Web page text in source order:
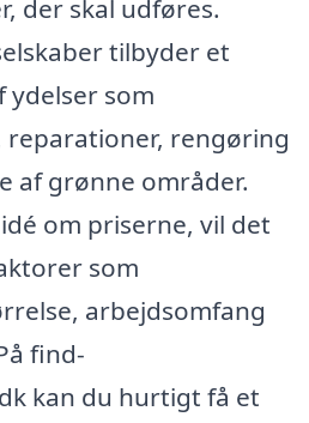
der skal udføres.
tilbyder et
som
rengøring
af grønne områder.
om priserne, vil det
som
arbejdsomfang
find-
kan du hurtigt få et